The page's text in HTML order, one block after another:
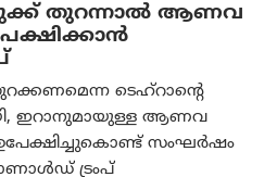
തുറന്നാൽ ആണവ
ടെഹ്‌റാന്റെ
ഇറാനുമായുള്ള ആണവ
സംഘർഷം
ട്രംപ്